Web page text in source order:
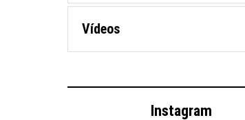
Vídeos
Instagram